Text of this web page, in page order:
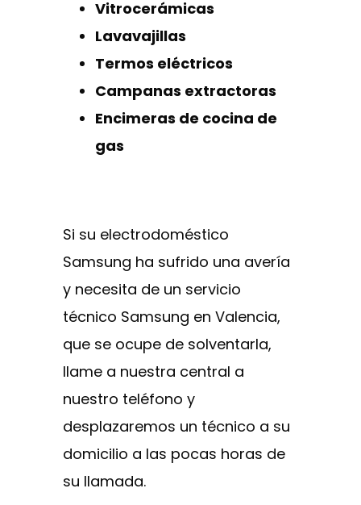
Vitrocerámicas
Lavavajillas
Termos eléctricos
Campanas extractoras
Encimeras de cocina de
gas
Si su electrodoméstico
Samsung ha sufrido una avería
y necesita de un servicio
técnico Samsung en Valencia,
que se ocupe de solventarla,
llame a nuestra central a
nuestro teléfono y
desplazaremos un técnico a su
domicilio a las pocas horas de
su llamada.